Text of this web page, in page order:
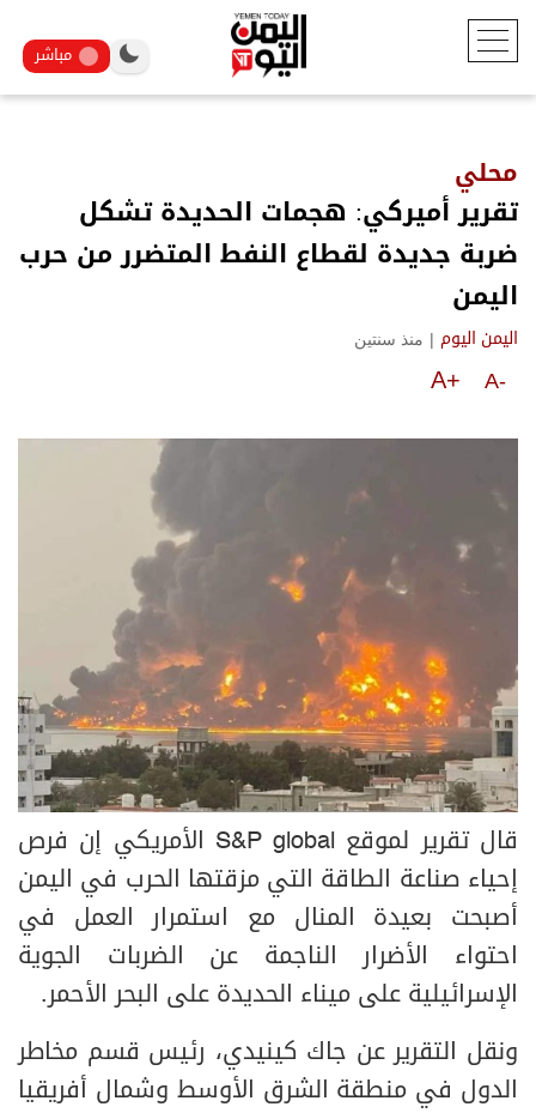
مباشر
محلي
تقرير أميركي: هجمات الحديدة تشكل
ضربة جديدة لقطاع النفط المتضرر من حرب
اليمن
اليمن اليوم | منذ سنتين
A-
A+
قال تقرير لموقع S&P global الأمريكي إن فرص
إحياء صناعة الطاقة التي مزقتها الحرب في اليمن
أصبحت بعيدة المنال مع استمرار العمل في
احتواء الأضرار الناجمة عن الضربات الجوية
الإسرائيلية على ميناء الحديدة على البحر الأحمر.
ونقل التقرير عن جاك كينيدي، رئيس قسم مخاطر
الدول في منطقة الشرق الأوسط وشمال أفريقيا